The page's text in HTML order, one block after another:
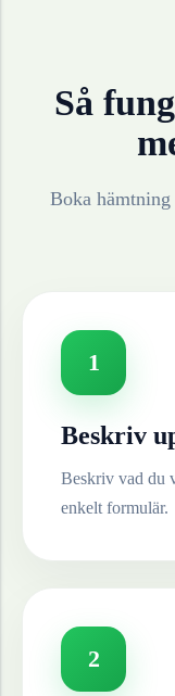
Så
Boka
1
Beskriv
Beskriv vad du
enkelt formulär.
2